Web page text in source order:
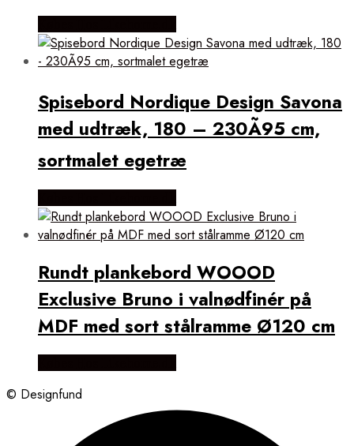
Bænkopbevaring
Bøjler
Containeropbevaring
Garderobestativer
Hattehylder
Hjørneskabe
Hylder
Hyldeskabe
Linnedposer
Magasinholdere
Netopbevaring
Opbevaring Til Legetøj
Opbevaringsbænke
Opbevaringsposer
Opbevaringsvogne
Papirkurve
Pladeholdere
Serveringsvogne
Sideskabe
Spisebord Nordique Design Savona
med udtræk, 180 – 230Ã95 cm,
sortmalet egetræ
Rundt plankebord WOOOD
Exclusive Bruno i valnødfinér på
MDF med sort stålramme Ø120 cm
© Designfund